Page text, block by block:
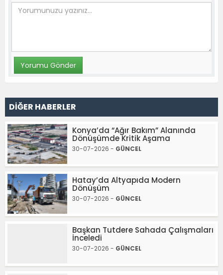
DİĞER HABERLER
Konya’da “Ağır Bakım” Alanında
Dönüşümde Kritik Aşama
30-07-2026 - GÜNCEL
Hatay’da Altyapıda Modern
Dönüşüm
30-07-2026 - GÜNCEL
Başkan Tutdere Sahada Çalışmaları
İnceledi
30-07-2026 - GÜNCEL